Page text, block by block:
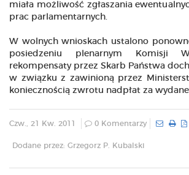
miała możliwość zgłaszania
prac parlamentarnych.
W wolnych wnioskach ustalono
posiedzeniu plenarnym Komisji
rekompensaty przez Skarb Państwa
w związku z zawinioną przez
koniecznością zwrotu nadpłat za
Czw., 21 Kw. 2011 0 Komentarzy
Dodane przez: Grzegorz P. Kubalski